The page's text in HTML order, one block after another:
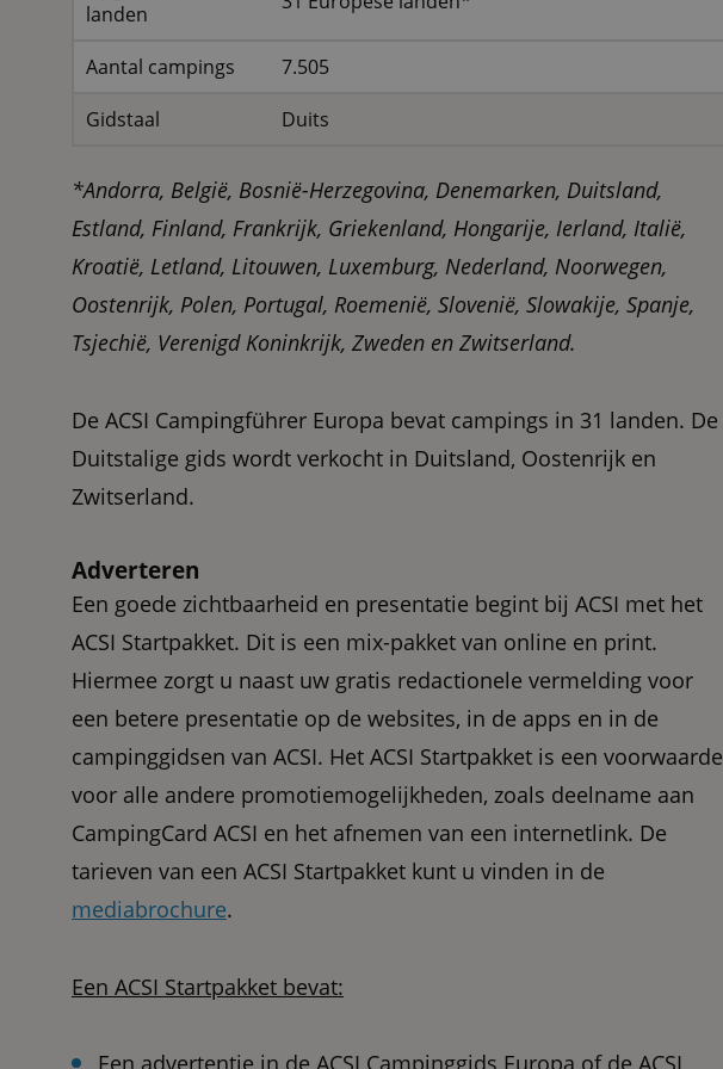
landen
Aantal campings
7.505
Gidstaal
Duits
*Andorra, België, Bosnië-Herzegovina, Denemarken, Duitsland,
Estland, Finland, Frankrijk, Griekenland, Hongarije, Ierland, Italië,
Kroatië, Letland, Litouwen, Luxemburg, Nederland, Noorwegen,
Oostenrijk, Polen, Portugal, Roemenië, Slovenië, Slowakije, Spanje,
Tsjechië, Verenigd Koninkrijk, Zweden en Zwitserland.
De ACSI Campingführer Europa bevat campings in 31 landen. De
Duitstalige gids wordt verkocht in Duitsland, Oostenrijk en
Zwitserland.
Adverteren
Een goede zichtbaarheid en presentatie begint bij ACSI met het
ACSI Startpakket. Dit is een mix-pakket van online en print.
Hiermee zorgt u naast uw gratis redactionele vermelding voor
een betere presentatie op de websites, in de apps en in de
campinggidsen van ACSI. Het ACSI Startpakket is een voorwaarde
voor alle andere promotiemogelijkheden, zoals deelname aan
CampingCard ACSI en het afnemen van een internetlink. De
tarieven van een ACSI Startpakket kunt u vinden in de
mediabrochure.
Een ACSI Startpakket bevat: